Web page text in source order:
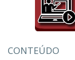
CONTEÚDO